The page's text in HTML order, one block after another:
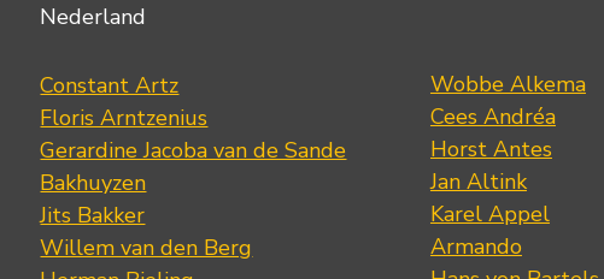
Nederland
Constant Artz
Floris Arntzenius
Gerardine Jacoba van de Sande
Bakhuyzen
Jits Bakker
Willem van den Berg
Wobbe Alkema
Cees Andréa
Horst Antes
Jan Altink
Karel Appel
Armando